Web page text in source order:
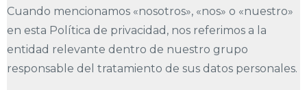
Cuando mencionamos «nosotros», «nos» o «nuestro»
en esta Política de privacidad, nos referimos a la
entidad relevante dentro de nuestro grupo
responsable del tratamiento de sus datos personales.